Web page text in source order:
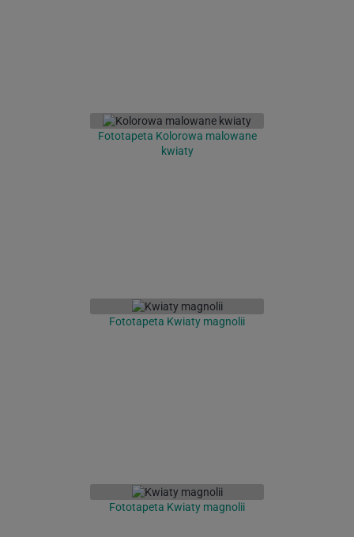
Fototapeta Kolorowa malowane
kwiaty
Fototapeta Kwiaty magnolii
Fototapeta Kwiaty magnolii